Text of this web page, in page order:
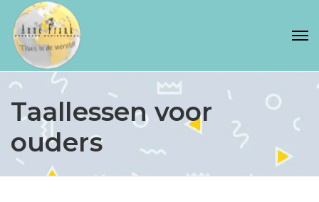
Taallessen voor
ouders